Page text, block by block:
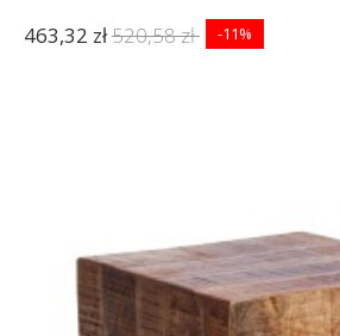
463,32 zł520,58 zł -11%